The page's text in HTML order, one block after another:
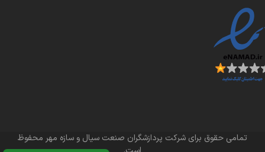
تمامی حقوق برای شرکت پردازشگران صنعت سیال و سازه مهر محفوظ